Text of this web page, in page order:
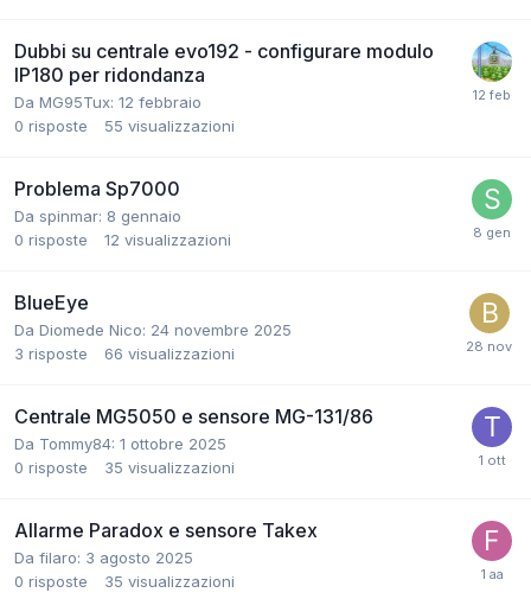
Dubbi su centrale evo192 - configurare modulo
IP180 per ridondanza
Da MG95Tux: 12 febbraio
0 risposte 55 visualizzazioni
Problema Sp7000
Da spinmar: 8 gennaio
0 risposte 12 visualizzazioni
BlueEye
Da Diomede Nico: 24 novembre 2025
3 risposte 66 visualizzazioni
Centrale MG5050 e sensore MG-131/86
Da Tommy84: 1 ottobre 2025
0 risposte 35 visualizzazioni
Allarme Paradox e sensore Takex
Da filaro: 3 agosto 2025
0 risposte 35 visualizzazioni